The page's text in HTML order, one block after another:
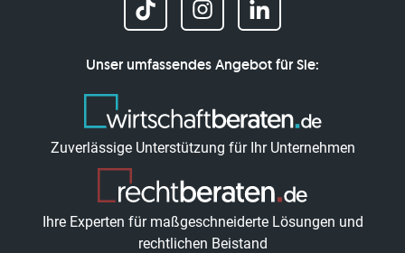
Unser umfassendes Angebot für Sie:
Zuverlässige Unterstützung für Ihr Unternehmen
Ihre Experten für maßgeschneiderte Lösungen und
rechtlichen Beistand